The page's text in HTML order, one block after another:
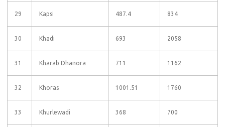
29 Kapsi 487.4 834
30 Khadi 693 2058
31 Kharab Dhanora 711 1162
32 Khoras 1001.51 1760
33 Khurlewadi 368 700